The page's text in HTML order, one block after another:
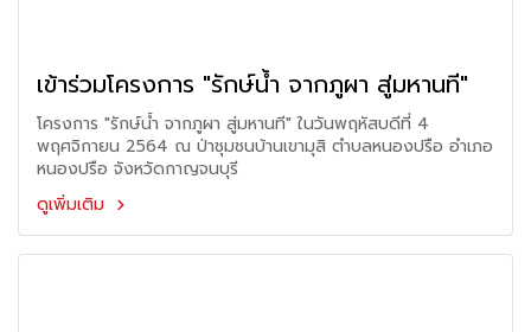
เข้าร่วมโครงการ "รักษ์น้ำ จากภูผา สู่มหานที"
โครงการ "รักษ์น้ำ จากภูผา สู่มหานที" ในวันพฤหัสบดีที่ 4
พฤศจิกายน 2564 ณ ป่าชุมชนบ้านเขามุสิ ตำบลหนองปรือ อำเภอ
หนองปรือ จังหวัดกาญจนบุรี
ดูเพิ่มเติม